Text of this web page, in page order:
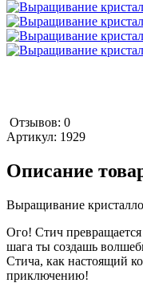
Отзывов: 0
Артикул: 1929
Описание
Выращивание
Ого! Стич
шага ты создашь
Стича, как настоящий
приключению!